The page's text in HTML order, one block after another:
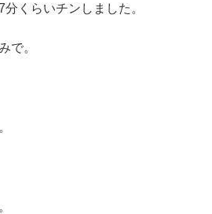
くらいチンしました。
で。